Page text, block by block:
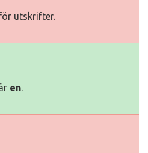
utskrifter.
en.